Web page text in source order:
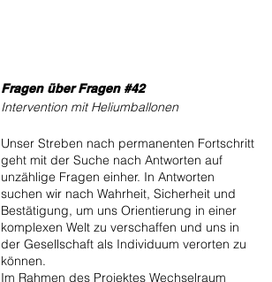
Fragen über Fragen #42
Intervention mit Heliumballonen
Unser Streben nach permanenten Fortschritt
geht mit der Suche nach Antworten auf
unzählige Fragen einher. In Antworten
suchen wir nach Wahrheit, Sicherheit und
Bestätigung, um uns Orientierung in einer
komplexen Welt zu verschaffen und uns in
der Gesellschaft als Individuum verorten zu
können.
Im Rahmen des Projektes Wechselraum